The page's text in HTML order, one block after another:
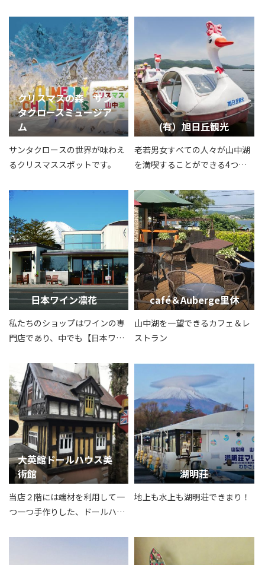
クリスマスの森 サン
タクロースミュージア
ム
サンタクロースの世界が味わえ
るクリスマススポットです。
(有）旭日丘観光
老若男女すべての人々が山中湖
を満喫することができる4つの
た。
日本ワイン凛花
私たちのショップはワインの専
門店であり、中でも【日本ワイ
ップクラスを誇っていおりま
す。日本ワイン生産量NO.１の
山梨において、産地に根付いた
ワインショップとして、県内有
数の品揃えで生産者とお客様の
出会いをお手伝いいたします。
café＆Auberge里休
山中湖を一望できるカフェ＆レ
ストラン
大英館ドールハウス美
術館
当店２階には端材を利用して一
つ一つ手作りした、ドールハウ
湖明荘
地上も水上も湖明荘できまり！